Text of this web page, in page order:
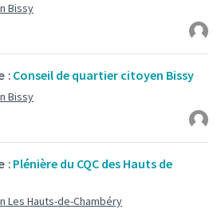
Bissy
: Conseil de quartier citoyen Bissy
Bissy
: Plénière du CQC des Hauts de
Les Hauts-de-Chambéry